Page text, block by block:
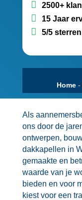
2500+
15 Jaar
5/5
Home -
Als
ons door de
ontwerpen,
dakkapellen in
gemaakte en
waarde van je
bieden en voor
kiest voor een